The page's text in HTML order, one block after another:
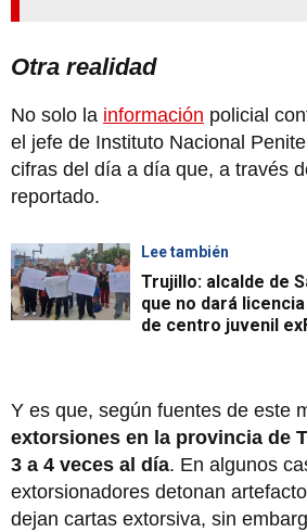
Otra realidad
No solo la información policial
el jefe de Instituto Nacional
cifras del día a día que, a través
reportado.
Lee también
Trujillo: alcalde de
que no dará
de centro juvenil
Y es que, según fuentes de este
extorsiones en la provincia de
3 a 4 veces al día. En algunos
extorsionadores detonan
dejan cartas extorsiva, sin